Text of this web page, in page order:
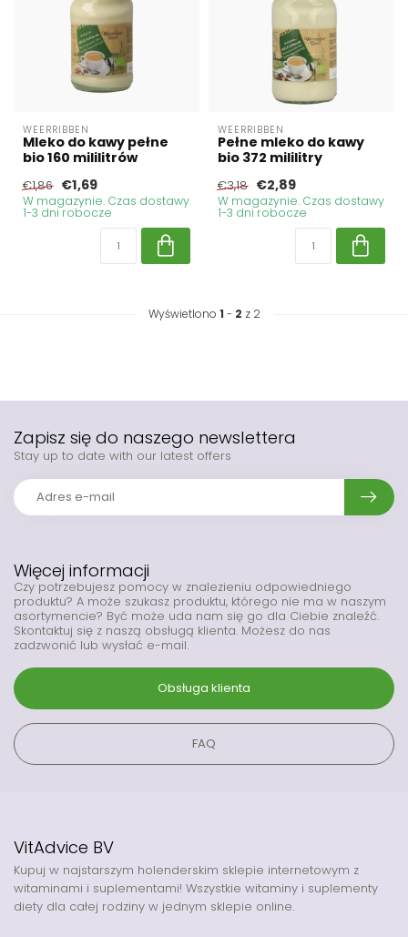
WEERRIBBEN
Mleko do kawy pełne
bio 160 mililitrów
€1,86 €1,69
W magazynie. Czas dostawy
1-3 dni robocze
WEERRIBBEN
Pełne mleko do kawy
bio 372 mililitry
€3,18 €2,89
W magazynie. Czas dostawy
1-3 dni robocze
Wyświetlono 1 - 2 z 2
Więcej informacji
Czy potrzebujesz pomocy w znalezieniu odpowiedniego
produktu? A może szukasz produktu, którego nie ma w naszym
asortymencie? Być może uda nam się go dla Ciebie znaleźć.
Skontaktuj się z naszą obsługą klienta. Możesz do nas
zadzwonić lub wysłać e-mail.
Obsługa klienta
FAQ
Zapisz się do naszego newslettera
Stay up to date with our latest offers
VitAdvice BV
Kupuj w najstarszym holenderskim sklepie internetowym z
witaminami i suplementami! Wszystkie witaminy i suplementy
diety dla całej rodziny w jednym sklepie online.